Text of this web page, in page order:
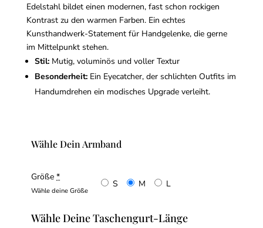
Edelstahl bildet einen modernen, fast schon rockigen
Kontrast zu den warmen Farben. Ein echtes
Kunsthandwerk-Statement für Handgelenke, die gerne
im Mittelpunkt stehen.
Stil:Mutig, voluminös und voller Textur
Besonderheit:Ein Eyecatcher, der schlichten Outfits im
Handumdrehen ein modisches Upgrade verleiht.
Wähle Dein Armband
Größe *
Wähle deine Größe
S M L
Wähle Deine Taschengurt-Länge